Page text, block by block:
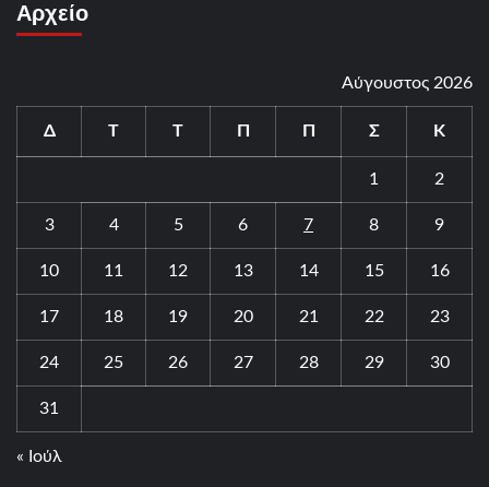
Αρχείο
Αύγουστος 2026
Δ Τ Τ Π Π Σ Κ
1 2
3 4 5 6 7 8 9
10 11 12 13 14 15 16
17 18 19 20 21 22 23
24 25 26 27 28 29 30
31
« Ιούλ